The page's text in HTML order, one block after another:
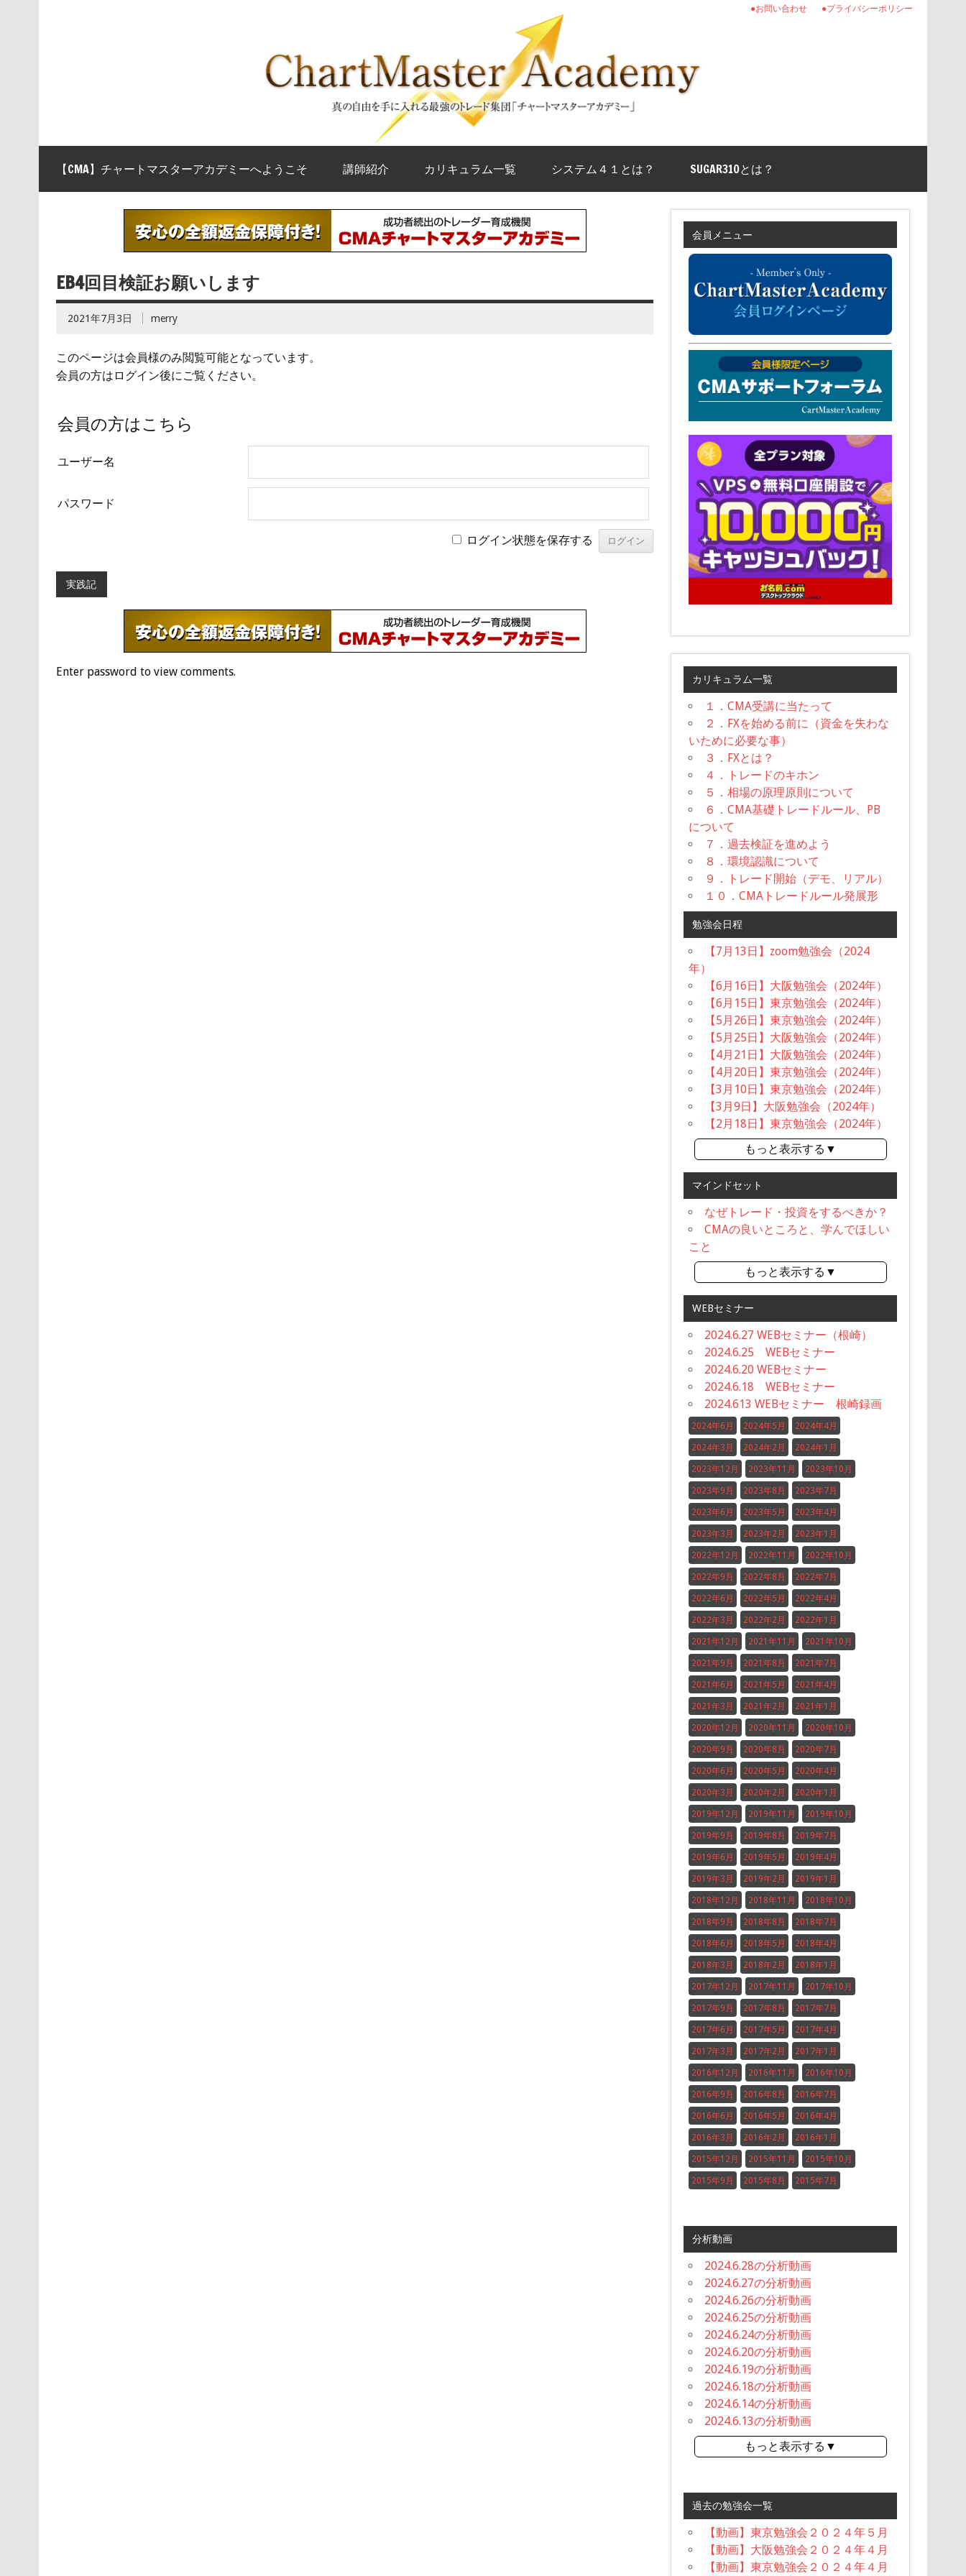
●プライバシーポリシー
●お問い合わせ
【CMA】チャートマスターアカデミーへようこそ 講師紹介 カリキュラム一覧 システム４１とは？ SUGAR310とは？
EB4回目検証お願いします
2021年7月3日 merry
このページは会員様のみ閲覧可能となっています。
会員の方はログイン後にご覧ください。
会員の方はこちら
ユーザー名
パスワード
ログイン状態を保存する
実践記
Enter password to view comments.
会員メニュー
カリキュラム一覧
１．CMA受講に当たって
２．FXを始める前に（資金を失わな
いために必要な事）
３．FXとは？
４．トレードのキホン
５．相場の原理原則について
６．CMA基礎トレードルール、PB
について
７．過去検証を進めよう
８．環境認識について
９．トレード開始（デモ、リアル）
１０．CMAトレードルール発展形
勉強会日程
【7月13日】zoom勉強会（2024
年）
【6月16日】大阪勉強会（2024年）
【6月15日】東京勉強会（2024年）
【5月26日】東京勉強会（2024年）
【5月25日】大阪勉強会（2024年）
【4月21日】大阪勉強会（2024年）
【4月20日】東京勉強会（2024年）
【3月10日】東京勉強会（2024年）
【3月9日】大阪勉強会（2024年）
【2月18日】東京勉強会（2024年）
もっと表示する▼
マインドセット
なぜトレード・投資をするべきか？
CMAの良いところと、学んでほしい
こと
もっと表示する▼
WEBセミナー
2024.6.27 WEBセミナー（根崎）
2024.6.25 WEBセミナー
2024.6.20 WEBセミナー
2024.6.18 WEBセミナー
2024.613 WEBセミナー 根崎録画
2024年6月 2024年5月 2024年4月
2024年3月 2024年2月 2024年1月
2023年12月 2023年11月 2023年10月
2023年9月 2023年8月 2023年7月
2023年6月 2023年5月 2023年4月
2023年3月 2023年2月 2023年1月
2022年12月 2022年11月 2022年10月
2022年9月 2022年8月 2022年7月
2022年6月 2022年5月 2022年4月
2022年3月 2022年2月 2022年1月
2021年12月 2021年11月 2021年10月
2021年9月 2021年8月 2021年7月
2021年6月 2021年5月 2021年4月
2021年3月 2021年2月 2021年1月
2020年12月 2020年11月 2020年10月
2020年9月 2020年8月 2020年7月
2020年6月 2020年5月 2020年4月
2020年3月 2020年2月 2020年1月
2019年12月 2019年11月 2019年10月
2019年9月 2019年8月 2019年7月
2019年6月 2019年5月 2019年4月
2019年3月 2019年2月 2019年1月
2018年12月 2018年11月 2018年10月
2018年9月 2018年8月 2018年7月
2018年6月 2018年5月 2018年4月
2018年3月 2018年2月 2018年1月
2017年12月 2017年11月 2017年10月
2017年9月 2017年8月 2017年7月
2017年6月 2017年5月 2017年4月
2017年3月 2017年2月 2017年1月
2016年12月 2016年11月 2016年10月
2016年9月 2016年8月 2016年7月
2016年6月 2016年5月 2016年4月
2016年3月 2016年2月 2016年1月
2015年12月 2015年11月 2015年10月
2015年9月 2015年8月 2015年7月
分析動画
2024.6.28の分析動画
2024.6.27の分析動画
2024.6.26の分析動画
2024.6.25の分析動画
2024.6.24の分析動画
2024.6.20の分析動画
2024.6.19の分析動画
2024.6.18の分析動画
2024.6.14の分析動画
2024.6.13の分析動画
もっと表示する▼
過去の勉強会一覧
【動画】東京勉強会２０２４年５月
【動画】大阪勉強会２０２４年４月
【動画】東京勉強会２０２４年４月